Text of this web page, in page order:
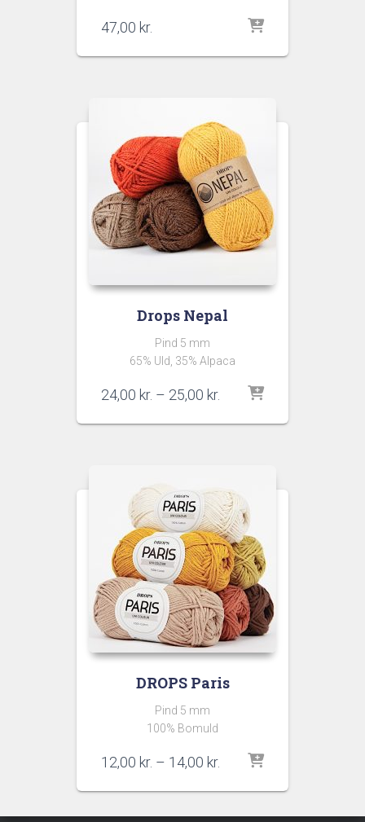
47,00 kr.
Drops Nepal
Pind 5 mm
65% Uld, 35% Alpaca
24,00 kr. – 25,00 kr. Prisinterval:
til
DROPS Paris
Pind 5 mm
100% Bomuld
12,00 kr. – 14,00 kr. Prisinterval:
til
14,00 kr.